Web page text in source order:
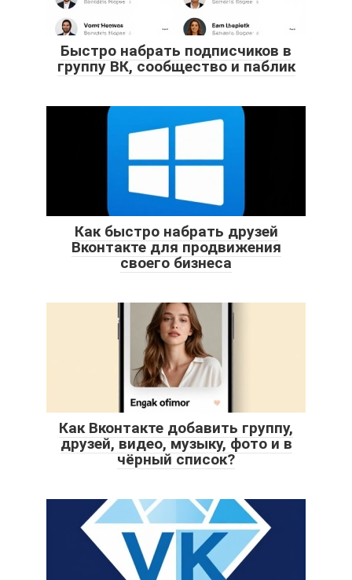
Быстро набрать подписчиков в
группу ВК, сообщество и паблик
Как быстро набрать друзей
Вконтакте для продвижения
своего бизнеса
Как Вконтакте добавить группу,
друзей, видео, музыку, фото и в
чёрный список?